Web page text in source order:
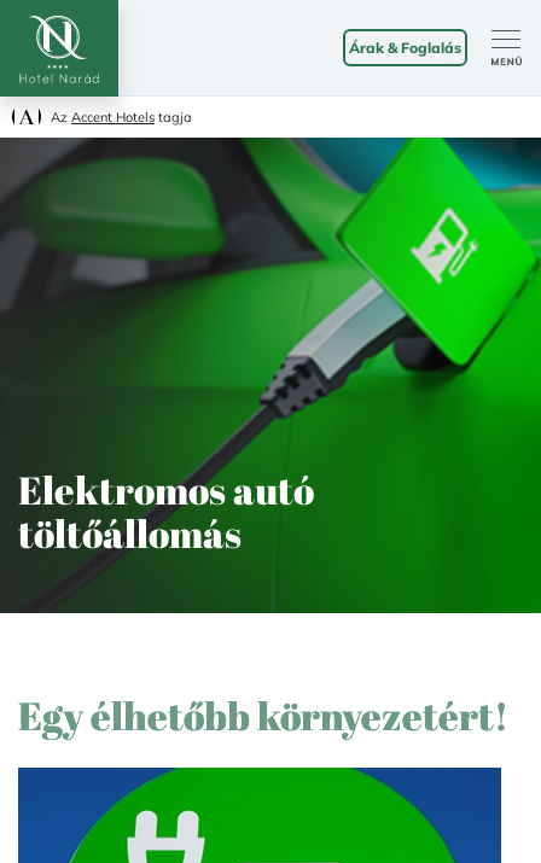
Az Accent Hotels tagja
Árak & Foglalás
Elektromos autó
töltőállomás
Egy élhetőbb környezetért!